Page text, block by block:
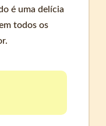
é uma delícia
todos os